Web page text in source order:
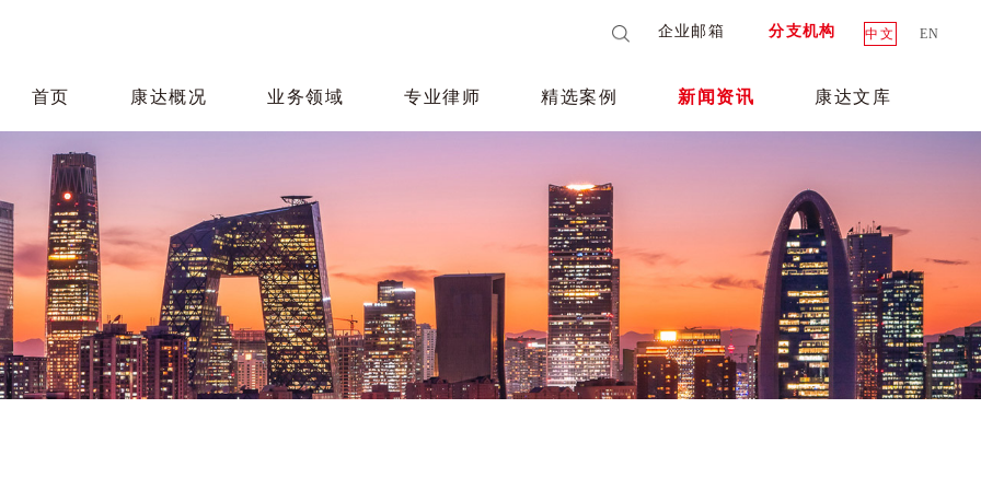
企业邮箱 分支机构 中文 EN
首页 康达概况 业务领域 专业律师 精选案例 新闻资讯 康达文库